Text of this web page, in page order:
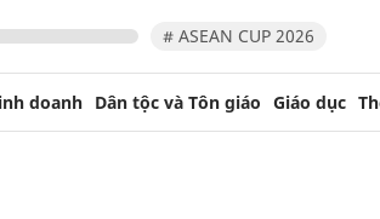
# ASEAN CUP 2026
doanh Dân tộc và Tôn giáo Giáo dục